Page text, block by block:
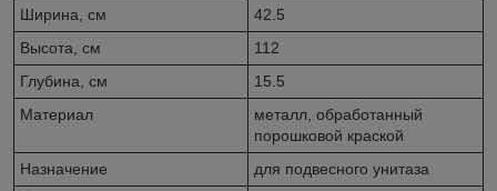
Ширина, см
42.5
Высота, см
112
Глубина, см
15.5
Материал
металл, обработанный
порошковой краской
Назначение
для подвесного унитаза